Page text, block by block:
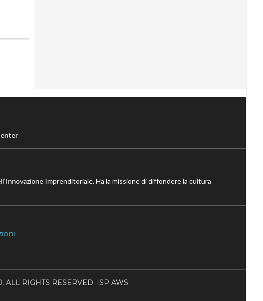
Imprenditoriale. Ha la missione di diffondere la cultura
RIGHTS RESERVED. ISP AWS